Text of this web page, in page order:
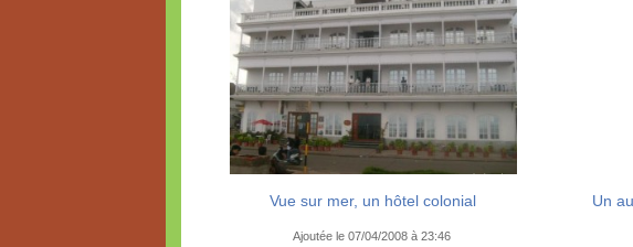
Vue sur mer, un hôtel colonial
Ajoutée le 07/04/2008 à 23:46
Un